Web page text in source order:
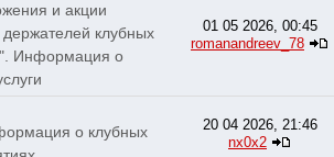
и акции
клубных
Информация о
01 05 2026, 00:45
romanandreev_78
о клубных
20 04 2026, 21:46
nx0x2